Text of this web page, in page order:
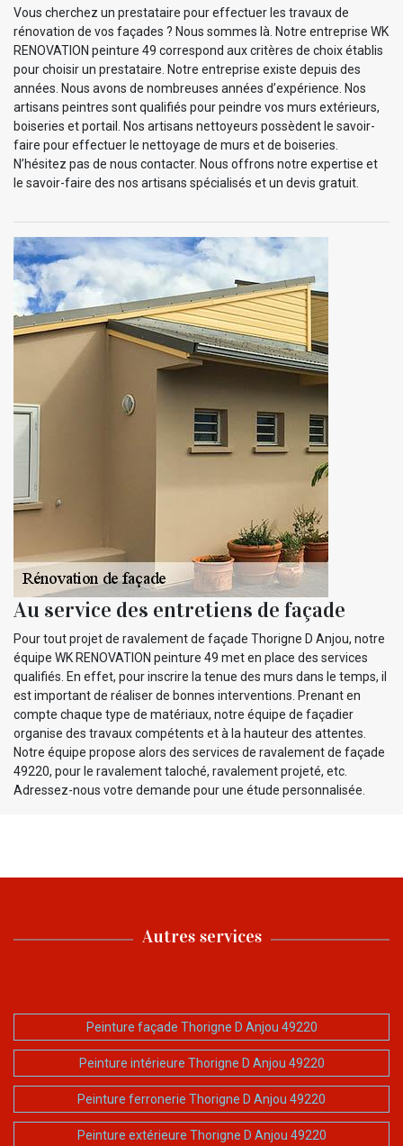
Vous cherchez un prestataire pour effectuer les travaux de
rénovation de vos façades ? Nous sommes là. Notre entreprise WK
RENOVATION peinture 49 correspond aux critères de choix établis
pour choisir un prestataire. Notre entreprise existe depuis des
années. Nous avons de nombreuses années d’expérience. Nos
artisans peintres sont qualifiés pour peindre vos murs extérieurs,
boiseries et portail. Nos artisans nettoyeurs possèdent le savoir-
faire pour effectuer le nettoyage de murs et de boiseries.
N’hésitez pas de nous contacter. Nous offrons notre expertise et
le savoir-faire des nos artisans spécialisés et un devis gratuit.
Au service des entretiens de façade
Pour tout projet de ravalement de façade Thorigne D Anjou, notre
équipe WK RENOVATION peinture 49 met en place des services
qualifiés. En effet, pour inscrire la tenue des murs dans le temps, il
est important de réaliser de bonnes interventions. Prenant en
compte chaque type de matériaux, notre équipe de façadier
organise des travaux compétents et à la hauteur des attentes.
Notre équipe propose alors des services de ravalement de façade
49220, pour le ravalement taloché, ravalement projeté, etc.
Adressez-nous votre demande pour une étude personnalisée.
Autres services
Peinture façade Thorigne D Anjou 49220
Peinture intérieure Thorigne D Anjou 49220
Peinture ferronerie Thorigne D Anjou 49220
Peinture extérieure Thorigne D Anjou 49220